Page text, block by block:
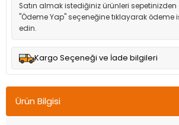
Satın almak istediğiniz ürünleri sepetinizden
"Ödeme Yap" seçeneğine tıklayarak ödeme
edin.
Kargo Seçeneği ve İade bilgileri
adresinize teslim edilir.
Ürün Bilgisi